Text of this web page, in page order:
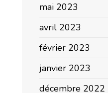
mai 2023
avril 2023
février 2023
janvier 2023
décembre 2022